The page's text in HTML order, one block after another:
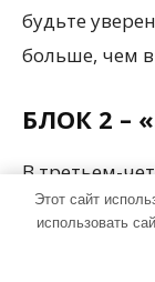
будьте
больше, чем
БЛОК 2 –
В третьем-
звериных на
к тому,
животное
Этот сайт
использовать